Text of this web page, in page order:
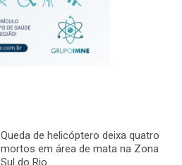
Queda de helicóptero deixa quatro
mortos em área de mata na Zona
Sul do Rio